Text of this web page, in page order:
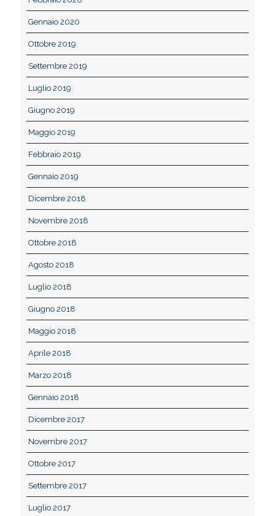
Gennaio 2020
Ottobre 2019
Settembre 2019
Luglio 2019
Giugno 2019
Maggio 2019
Febbraio 2019
Gennaio 2019
Dicembre 2018
Novembre 2018
Ottobre 2018
Agosto 2018
Luglio 2018
Giugno 2018
Maggio 2018
Aprile 2018
Marzo 2018
Gennaio 2018
Dicembre 2017
Novembre 2017
Ottobre 2017
Settembre 2017
Luglio 2017